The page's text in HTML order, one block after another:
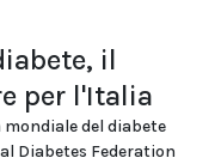
il
per l'Italia
mondiale del diabete
Diabetes Federation